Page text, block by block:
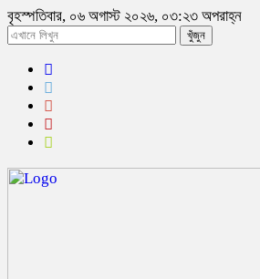
বৃহস্পতিবার, ০৬ অগাস্ট ২০২৬, ০৩:২৩ অপরাহ্ন
খুঁজুন